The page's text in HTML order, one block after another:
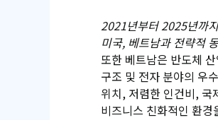
2021년부터 2025년까
미국, 베트남과 전략적
또한 베트남은 반도체
구조 및 전자 분야의 우
위치, 저렴한 인건비, 국
비즈니스 친화적인 환경